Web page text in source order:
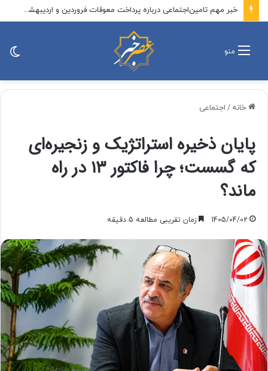
خبر مهم تامین‌اجتماعی درباره پرداخت معوقات فروردین و اردیبهشت بازنشستگان/ معوقات بازنشستگان بالاخره چه زمانی پرداخت می‌شود؟
منو
خانه / اجتماعی
پایان ذخیره استراتژیک و زنجیره‌ای
که گسست؛ چرا فاکتور ۱۳ در راه
ماند؟
1405/04/02 زمان تقریبی مطالعه 5 دقیقه